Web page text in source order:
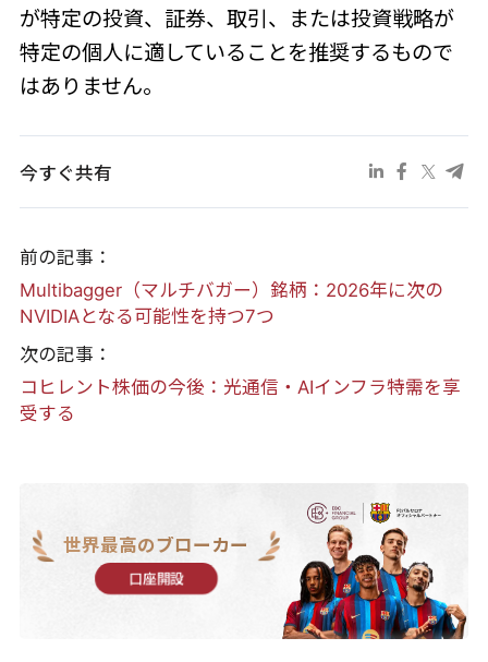
が特定の投資、証券、取引、または投資戦略が
特定の個人に適していることを推奨するもので
はありません。
今すぐ共有
前の記事：
Multibagger（マルチバガー）銘柄：2026年に次の
NVIDIAとなる可能性を持つ7つ
次の記事：
コヒレント株価の今後：光通信・AIインフラ特需を享
受する
世界最高のブローカー
口座開設